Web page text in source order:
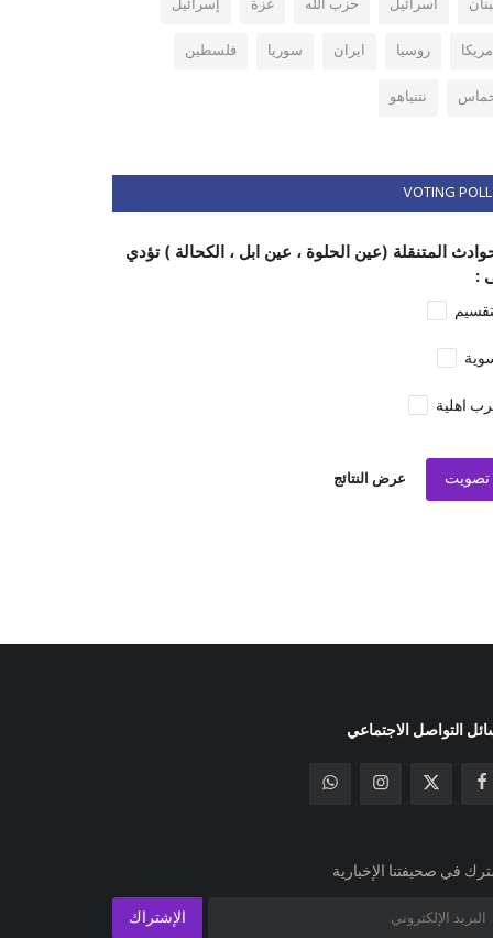
اسرائيل حزب الله غزة
إسرائيل
روسيا ايران سوريا
فلسطين
نتنياهو
VOTING POLL
المتنقلة (عين الحلوة ، عين ابل ، الكحالة ) تؤدي
:
اهلية
تصويت عرض النتائج
التواصل الاجتماعي
في صحيفتنا الإخبارية
الإشتراك